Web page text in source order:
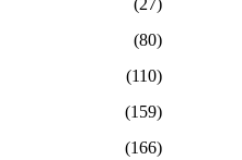
(80)
(110)
(159)
(166)